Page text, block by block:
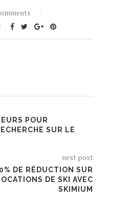
POUR
SUR LE
next post
DE RÉDUCTION SUR
DE SKI AVEC
SKIMIUM